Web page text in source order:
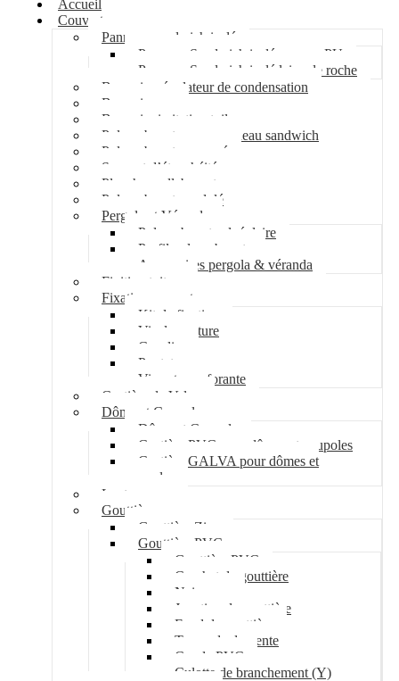
Accueil
Couverture
Panneau sandwich isolé
Panneau Sandwich isolé mousse PU
Panneau Sandwich isolé laine de roche
Bac acier régulateur de condensation
Bac acier sec
Bac acier imitation tuile
Polycarbonate pour panneau sandwich
Polycarbonate nervuré
Support d’étanchéité
Plancher collaborant
Polycarbonate ondulé
Pergola et Véranda
Polycarbonate alvéolaire
Profil polycarbonate
Accessoires pergola & véranda
Finition toiture
Fixation couverture
Kit de fixation
Vis de couture
Cavalier
Pontet
Vis auto-perforante
Costière de Velux
Dôme et Coupole
Dôme et Coupole
Costière PVC pour dômes et coupoles
Costière GALVA pour dômes et
coupoles
Lanterneau
Gouttière
Gouttière Zinc
Gouttière PVC
Gouttière PVC
Crochet de gouttière
Naissance
Jonction de gouttière
Fond de gouttière
Tuyau de descente
Coude PVC
Culotte de branchement (Y)